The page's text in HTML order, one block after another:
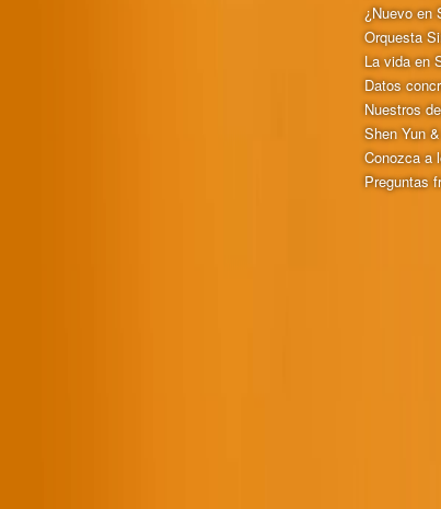
¿Nuevo en
Orquesta
La vida en
Datos
Nuestros
Shen Yun
Conozca a
Preguntas